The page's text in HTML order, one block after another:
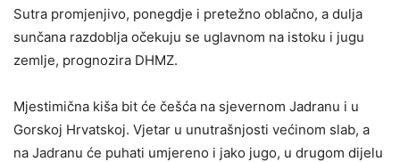
Sutra promjenjivo, ponegdje i pretežno oblačno, a dulja
sunčana razdoblja očekuju se uglavnom na istoku i jugu
zemlje, prognozira DHMZ.
Mjestimična kiša bit će češća na sjevernom Jadranu i u
Gorskoj Hrvatskoj. Vjetar u unutrašnjosti većinom slab, a
na Jadranu će puhati umjereno i jako jugo, u drugom dijelu